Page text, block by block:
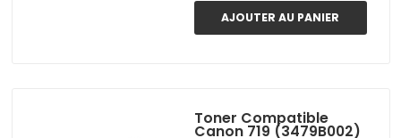
AJOUTER AU PANIER
Toner Compatible
Canon 719 (3479B002)